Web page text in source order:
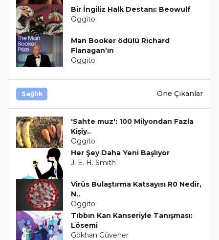
Bir İngiliz Halk Destanı: Beowulf
Oggito
Man Booker ödülü Richard
Flanagan’ın
Oggito
Sağlık Öne Çıkanlar
'Sahte muz': 100 Milyondan Fazla
Kişiy..
Oggito
Her Şey Daha Yeni Başlıyor
J. E. H. Smith
Virüs Bulaştırma Katsayısı R0 Nedir,
N..
Oggito
Tıbbın Kan Kanseriyle Tanışması:
Lösemi
Gökhan Güvener